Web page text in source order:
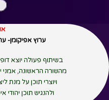
ערוץ אפיקומן-
בשיתוף פעולה יוצא
מהשורה הראשונה, אמני
ויוצרי תוכן על מנת
ולהנגיש תוכן